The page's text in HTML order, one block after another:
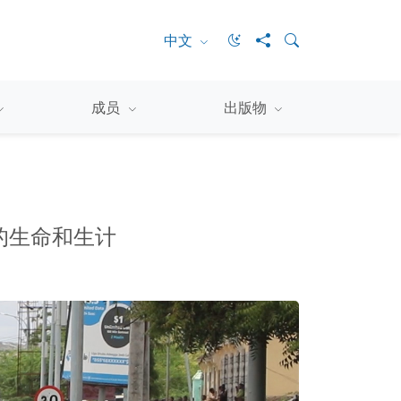
中文
成员 出版物
生命和生计